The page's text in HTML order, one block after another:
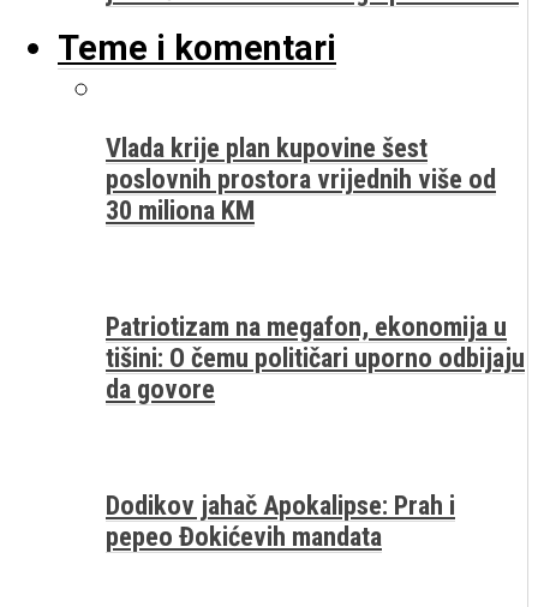
Teme i komentari
Vlada krije plan kupovine šest
poslovnih prostora vrijednih više od
30 miliona KM
Patriotizam na megafon, ekonomija u
tišini: O čemu političari uporno odbijaju
da govore
Dodikov jahač Apokalipse: Prah i
pepeo Đokićevih mandata